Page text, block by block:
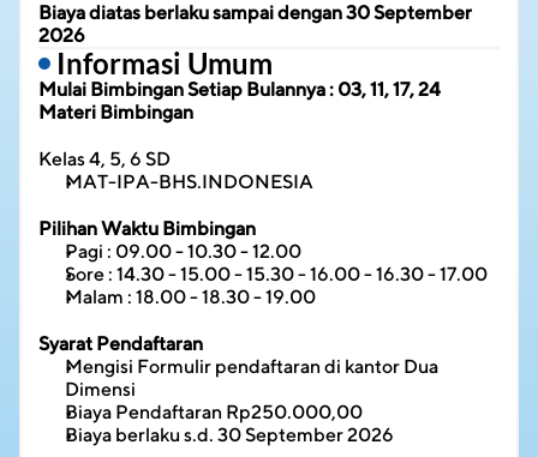
Biaya diatas berlaku sampai dengan 30 September
2026
Informasi Umum
Mulai Bimbingan Setiap Bulannya : 03, 11, 17, 24
Materi Bimbingan
Kelas 4, 5, 6 SD
MAT-IPA-BHS.INDONESIA
Pilihan Waktu Bimbingan
Pagi : 09.00 - 10.30 - 12.00
Sore : 14.30 - 15.00 - 15.30 - 16.00 - 16.30 - 17.00
Malam : 18.00 - 18.30 - 19.00
Syarat Pendaftaran
Mengisi Formulir pendaftaran di kantor Dua
Dimensi
Biaya Pendaftaran Rp250.000,00
Biaya berlaku s.d. 30 September 2026